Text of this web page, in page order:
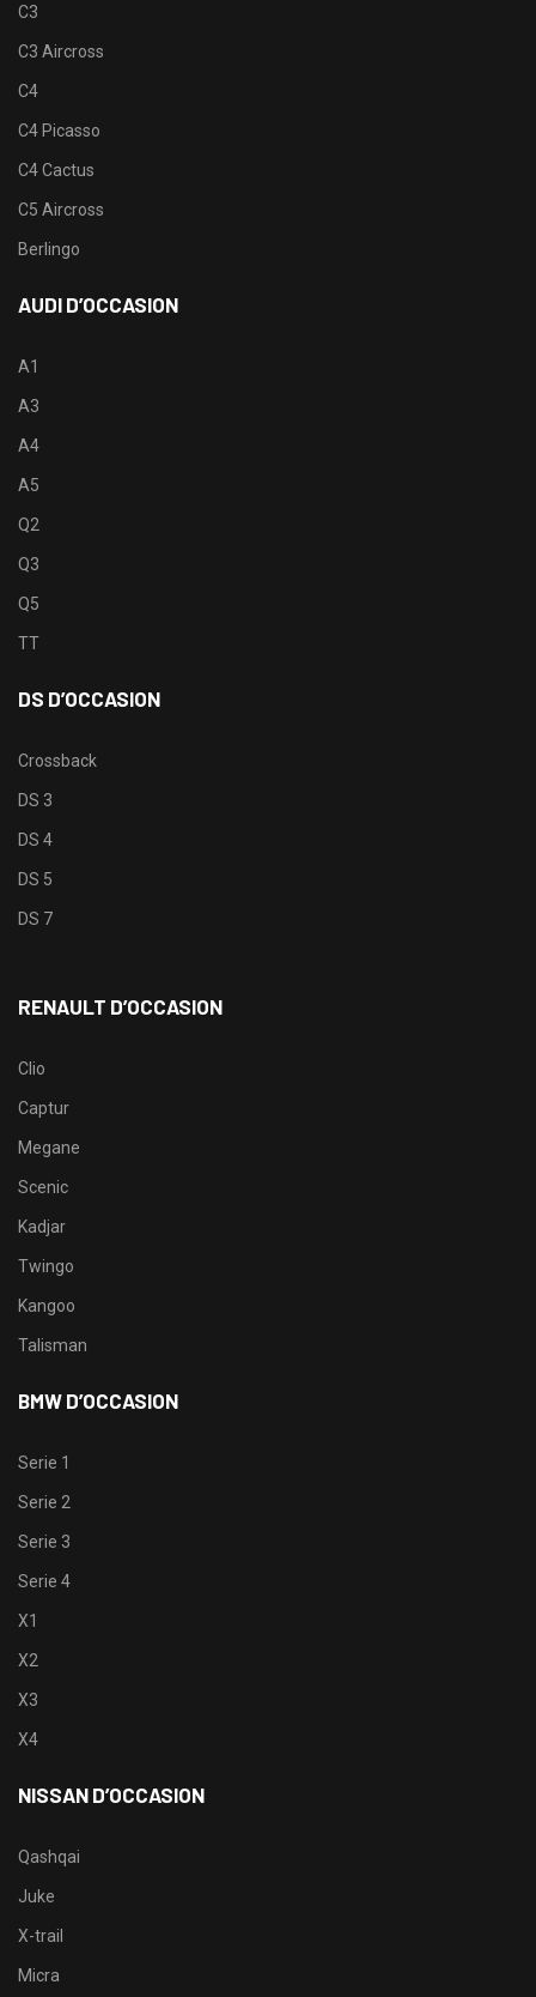
C3
C3 Aircross
C4
C4 Picasso
C4 Cactus
C5 Aircross
Berlingo
AUDI D’OCCASION
A1
A3
A4
A5
Q2
Q3
Q5
TT
DS D’OCCASION
Crossback
DS 3
DS 4
DS 5
DS 7
RENAULT D’OCCASION
Clio
Captur
Megane
Scenic
Kadjar
Twingo
Kangoo
Talisman
BMW D’OCCASION
Serie 1
Serie 2
Serie 3
Serie 4
X1
X2
X3
X4
NISSAN D’OCCASION
Qashqai
Juke
X-trail
Micra